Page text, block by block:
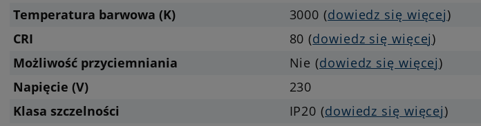
Temperatura barwowa (K)
3000 (dowiedz się więcej)
CRI
80 (dowiedz się więcej)
Możliwość przyciemniania
Nie (dowiedz się więcej)
Napięcie (V)
230
Klasa szczelności
IP20 (dowiedz się więcej)